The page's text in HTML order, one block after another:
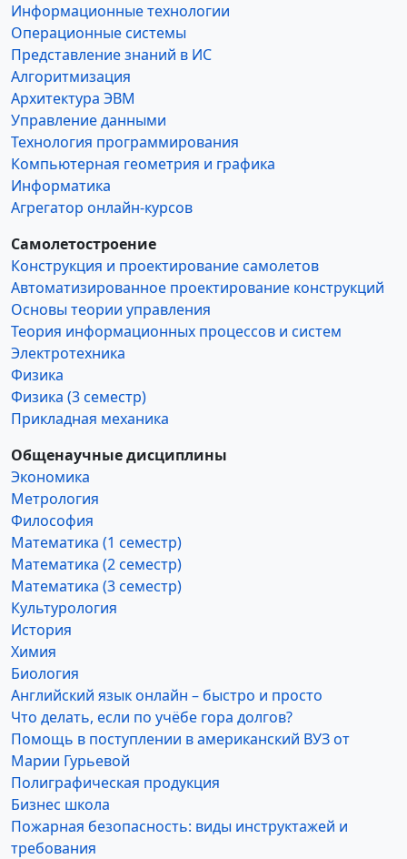
Информационные технологии
Операционные системы
Представление знаний в ИС
Алгоритмизация
Архитектура ЭВМ
Управление данными
Технология программирования
Компьютерная геометрия и графика
Информатика
Агрегатор онлайн-курсов
Самолетостроение
Конструкция и проектирование самолетов
Автоматизированное проектирование конструкций
Основы теории управления
Теория информационных процессов и систем
Электротехника
Физика
Физика (3 семестр)
Прикладная механика
Общенаучные дисциплины
Экономика
Метрология
Философия
Математика (1 семестр)
Математика (2 семестр)
Математика (3 семестр)
Культурология
История
Химия
Биология
Английский язык онлайн – быстро и просто
Что делать, если по учёбе гора долгов?
Помощь в поступлении в американский ВУЗ от
Марии Гурьевой
Полиграфическая продукция
Бизнес школа
Пожарная безопасность: виды инструктажей и
требования